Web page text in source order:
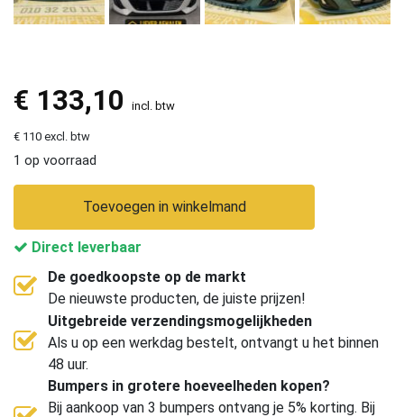
€ 133,10 incl. btw
€ 110 excl. btw
1 op voorraad
Toevoegen in winkelmand
Direct leverbaar
De goedkoopste op de markt
De nieuwste producten, de juiste prijzen!
Uitgebreide verzendingsmogelijkheden
Als u op een werkdag bestelt, ontvangt u het binnen
48 uur.
Bumpers in grotere hoeveelheden kopen?
Bij aankoop van 3 bumpers ontvang je 5% korting. Bij